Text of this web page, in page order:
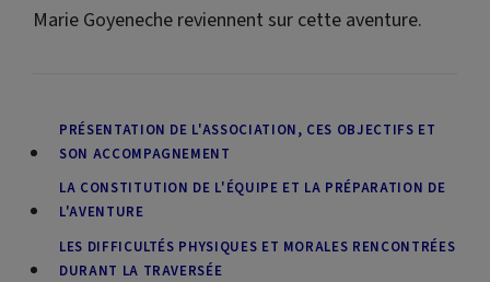
Marie Goyeneche reviennent sur cette aventure.
PRÉSENTATION DE L'ASSOCIATION, CES OBJECTIFS ET
SON ACCOMPAGNEMENT
LA CONSTITUTION DE L'ÉQUIPE ET LA PRÉPARATION DE
L'AVENTURE
LES DIFFICULTÉS PHYSIQUES ET MORALES RENCONTRÉES
DURANT LA TRAVERSÉE